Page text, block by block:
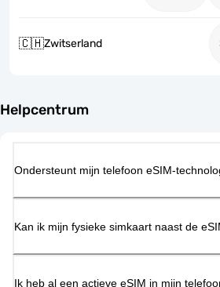
🇨🇭Zwitserland
Helpcentrum
Ondersteunt mijn telefoon eSIM-
Kan ik mijn fysieke simkaart naast de
Ik heb al een actieve eSIM in mijn